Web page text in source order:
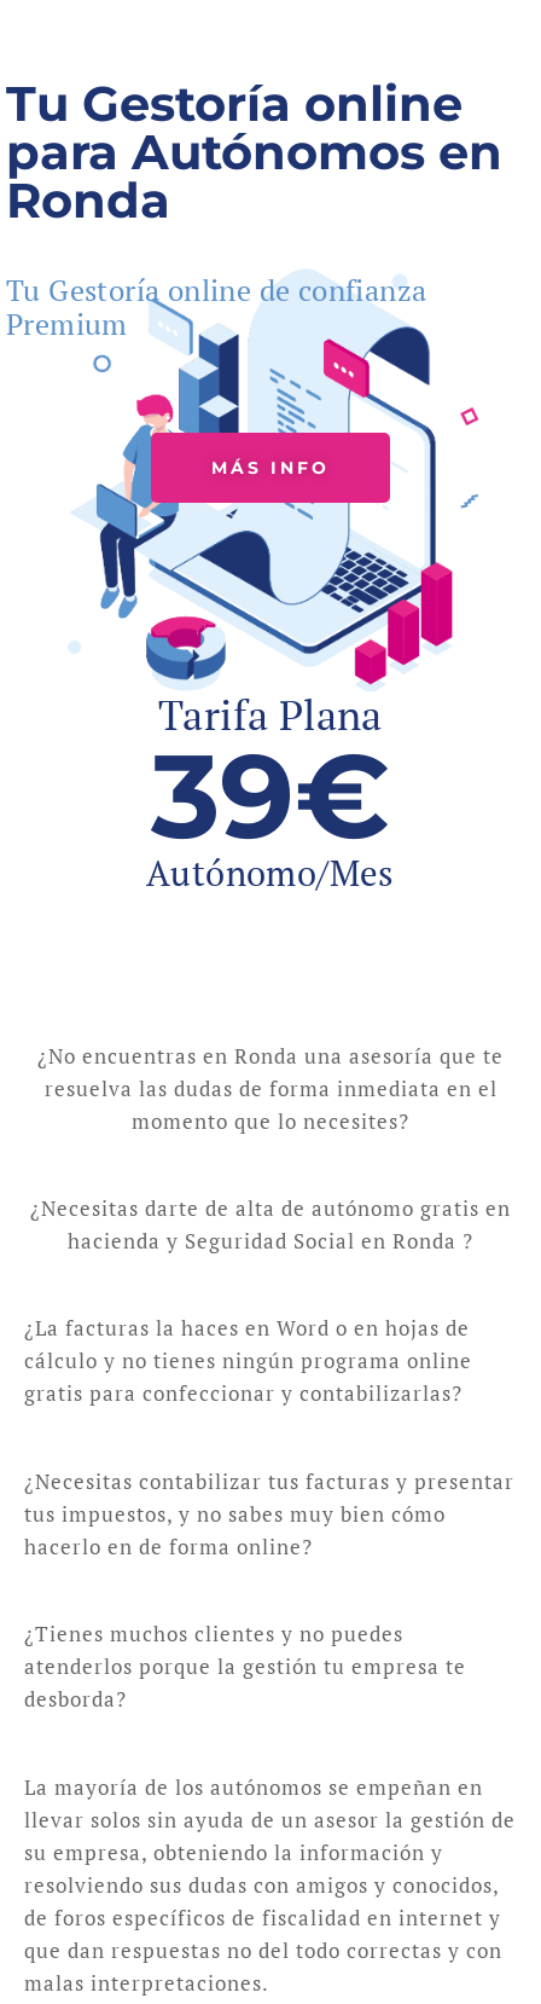
Tu Gestoría online
para Autónomos en
Ronda
Tu Gestoría online de confianza
Premium
MÁS INFO
Tarifa Plana
39€
Autónomo/Mes
¿No encuentras en Ronda una asesoría que te
resuelva las dudas de forma inmediata en el
momento que lo necesites?
¿Necesitas darte de alta de autónomo gratis en
hacienda y Seguridad Social en Ronda ?
¿La facturas la haces en Word o en hojas de
cálculo y no tienes ningún programa online
gratis para confeccionar y contabilizarlas?
¿Necesitas contabilizar tus facturas y presentar
tus impuestos, y no sabes muy bien cómo
hacerlo en de forma online?
¿Tienes muchos clientes y no puedes
atenderlos porque la gestión tu empresa te
desborda?
La mayoría de los autónomos se empeñan en
llevar solos sin ayuda de un asesor la gestión de
su empresa, obteniendo la información y
resolviendo sus dudas con amigos y conocidos,
de foros específicos de fiscalidad en internet y
que dan respuestas no del todo correctas y con
malas interpretaciones.